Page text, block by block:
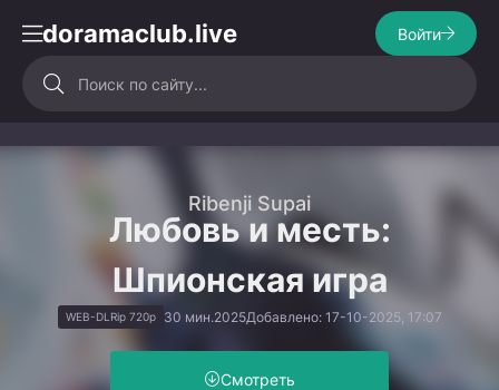
doramaclub.live Войти
Ribenji Supai
Любовь и месть:
Шпионская игра
WEB-DLRip 720p 30 мин.2025Добавлено: 17-10-2025, 17:07
Смотреть